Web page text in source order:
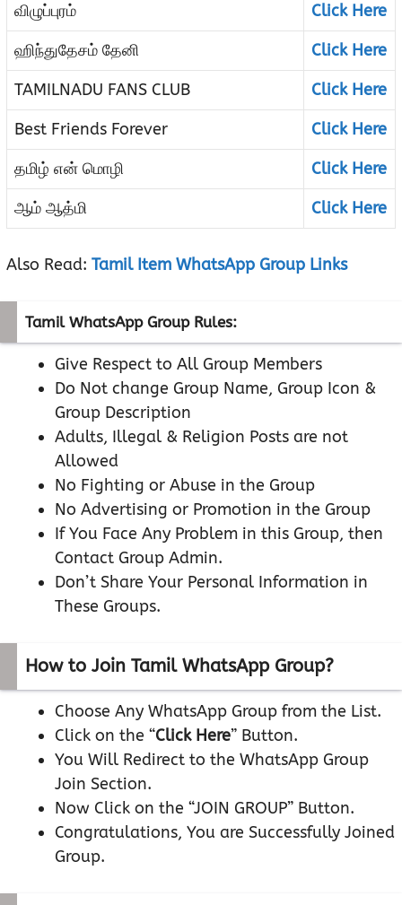
விழுப்புரம்
Click Here
ஹிந்துதேசம் தேனி
Click Here
TAMILNADU FANS CLUB
Click Here
Best Friends Forever
Click Here
தமிழ் என் மொழி
Click Here
ஆம் ஆத்மி
Click Here
Also Read: Tamil Item WhatsApp Group Links
Tamil WhatsApp Group Rules:
Give Respect to All Group Members
Do Not change Group Name, Group Icon &
Group Description
Adults, Illegal & Religion Posts are not
Allowed
No Fighting or Abuse in the Group
No Advertising or Promotion in the Group
If You Face Any Problem in this Group, then
Contact Group Admin.
Don’t Share Your Personal Information in
These Groups.
How to Join Tamil WhatsApp Group?
Choose Any WhatsApp Group from the List.
Click on the “Click Here” Button.
You Will Redirect to the WhatsApp Group
Join Section.
Now Click on the “JOIN GROUP” Button.
Congratulations, You are Successfully Joined
Group.